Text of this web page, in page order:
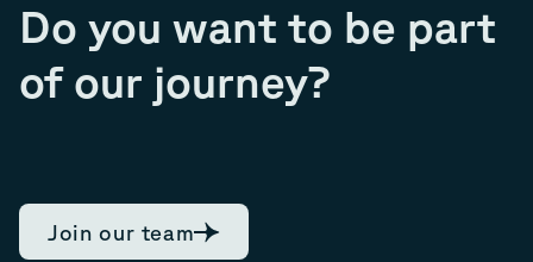
Do you want to be part
of our journey?
Join our team